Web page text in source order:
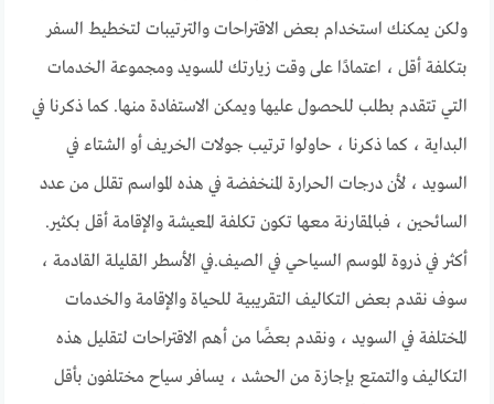
ولكن يمكنك استخدام بعض الاقتراحات والترتيبات لتخطيط السفر
بتكلفة أقل ، اعتمادًا على وقت زيارتك للسويد ومجموعة الخدمات
التي تتقدم بطلب للحصول عليها ويمكن الاستفادة منها. كما ذكرنا في
البداية ، كما ذكرنا ، حاولوا ترتيب جولات الخريف أو الشتاء في
السويد ، لأن درجات الحرارة المنخفضة في هذه المواسم تقلل من عدد
السائحين ، فبالمقارنة معها تكون تكلفة المعيشة والإقامة أقل بكثير.
أكثر في ذروة الموسم السياحي في الصيف.في الأسطر القليلة القادمة ،
سوف نقدم بعض التكاليف التقريبية للحياة والإقامة والخدمات
المختلفة في السويد ، ونقدم بعضًا من أهم الاقتراحات لتقليل هذه
التكاليف والتمتع بإجازة من الحشد ، يسافر سياح مختلفون بأقل